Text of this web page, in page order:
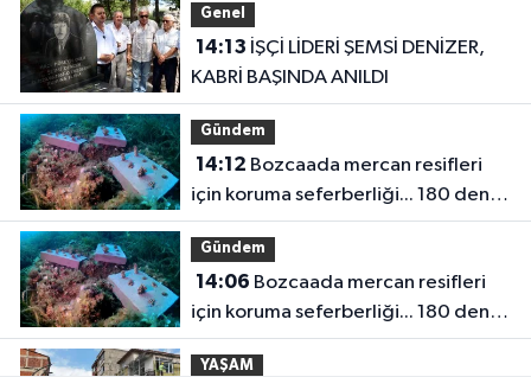
Genel
14:13
KABRİ BAŞINDA ANILDI
Gündem
14:12
için koruma seferberliği... 180 deniz
canlısı türü kayıt altına alındı
Gündem
14:06
için koruma seferberliği... 180 deniz
canlısı türü kayıt altına alındı
YAŞAM